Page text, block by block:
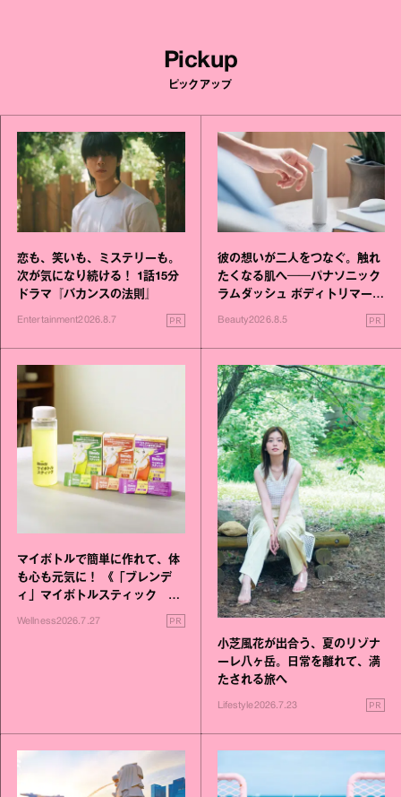
Pickup
ピックアップ
恋も、笑いも、ミステリーも。
次が気になり続ける！ 1話15分
ドラマ『バカンスの法則』
Entertainment2026.8.7 PR
彼の想いが二人をつなぐ。触れ
たくなる肌へ──パナソニック
ラムダッシュ ボディトリマーが
Beauty2026.8.5 PR
マイボトルで簡単に作れて、体
も心も元気に！ 《「ブレンデ
ィ」マイボトルスティック い
いこと毎日》シリーズが誕生
Wellness2026.7.27 PR
小芝風花が出合う、夏のリゾナ
ーレ八ヶ岳。日常を離れて、満
たされる旅へ
Lifestyle2026.7.23 PR